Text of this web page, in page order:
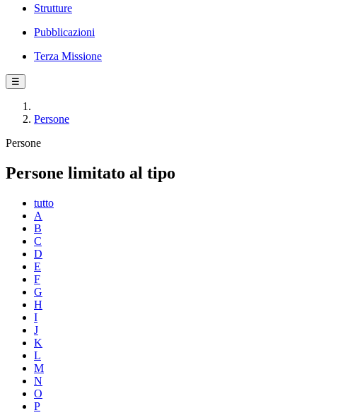
Strutture
Pubblicazioni
Terza Missione
☰
Persone
Persone
Persone limitato al tipo
tutto
A
B
C
D
E
F
G
H
I
J
K
L
M
N
O
P